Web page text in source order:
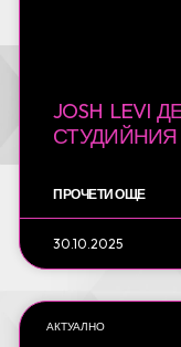
JOSH LEVI
СТУДИЙНИЯ
ПРОЧЕТИ ОЩЕ
30.10.2025
АКТУАЛНО